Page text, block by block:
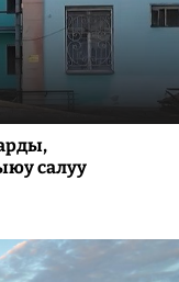
салуу